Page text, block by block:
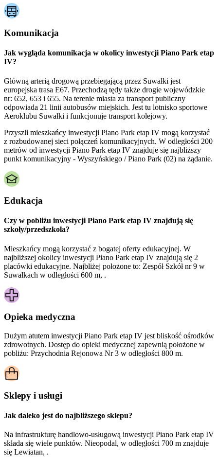
Komunikacja
Jak wygląda komunikacja w okolicy inwestycji Piano Park etap
IV?
Główną arterią drogową przebiegającą przez Suwałki jest
europejska trasa E67. Przechodzą tędy także drogie wojewódzkie
nr: 652, 653 i 655. Na terenie miasta za transport publiczny
odpowiada 21 linii autobusów miejskich. Jest tu lotnisko sportowe
Aeroklubu Suwałki i funkcjonuje transport kolejowy.
Przyszli mieszkańcy inwestycji Piano Park etap IV mogą korzystać
z rozbudowanej sieci połączeń komunikacyjnych. W odległości 200
metrów od inwestycji Piano Park etap IV znajduje się najbliższy
punkt komunikacyjny - Wyszyńskiego / Piano Park (02) na żądanie.
Edukacja
Czy w pobliżu inwestycji Piano Park etap IV znajdują się
szkoły/przedszkola?
Mieszkańcy mogą korzystać z bogatej oferty edukacyjnej. W
najbliższej okolicy inwestycji Piano Park etap IV znajdują się 2
placówki edukacyjne. Najbliżej położone to: Zespół Szkół nr 9 w
Suwałkach w odległości 600 m, .
Opieka medyczna
Dużym atutem inwestycji Piano Park etap IV jest bliskość ośrodków
zdrowotnych. Dostęp do opieki medycznej zapewnią położone w
pobliżu: Przychodnia Rejonowa Nr 3 w odległości 800 m.
Sklepy i usługi
Jak daleko jest do najbliższego sklepu?
Na infrastrukturę handlowo-usługową inwestycji Piano Park etap IV
składa się wiele punktów. Nieopodal, w odległości 700 m znajduje
się Lewiatan, .